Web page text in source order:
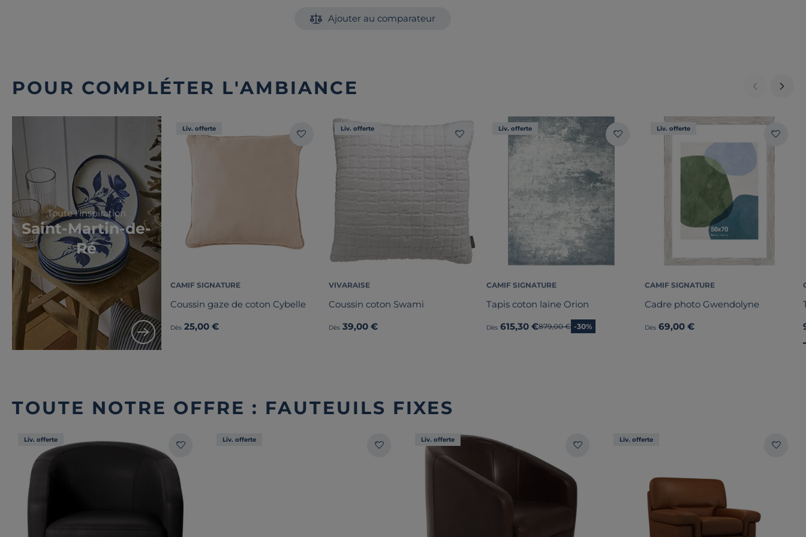
Ajouter au comparateur
POUR COMPLÉTER L'AMBIANCE
Toute l'inspiration
Saint-Martin-de-
Ré
Liv. offerte
CAMIF SIGNATURE
Coussin gaze de coton Cybelle
Dès 25,00 €
Liv. offerte
VIVARAISE
Coussin coton Swami
Dès 39,00 €
Liv. offerte
CAMIF SIGNATURE
Tapis coton laine Orion
Dès 615,30 €Ancien prix
879,00 € -30%
Liv. offerte
CAMIF SIGNATURE
Cadre photo Gwendolyne
Dès 69,00 €
TOUTE NOTRE OFFRE : FAUTEUILS FIXES
Liv. offerte Liv. offerte Liv. offerte Liv. offerte